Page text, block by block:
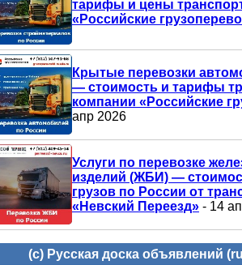
тарифы и цены
«Российские
Крытые перевозки
— стоимость и тарифы
компании «Российские
апр 2026
Услуги по перевозке
изделий (ЖБИ) —
грузов по России от
«Невский Переезд» - 14
(c) Русская доска объявлений